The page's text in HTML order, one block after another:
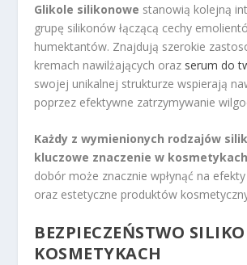
Glikole silikonowe stanowią kolejną
grupę silikonów łączącą cechy
humektantów. Znajdują szerokie
kremach nawilżających oraz serum do
swojej unikalnej strukturze wspierają
poprzez efektywne zatrzymywanie
Każdy z wymienionych rodzajów
kluczowe znaczenie w
dobór może znacznie wpłynąć na
oraz estetyczne produktów
BEZPIECZEŃSTWO
KOSMETYKACH